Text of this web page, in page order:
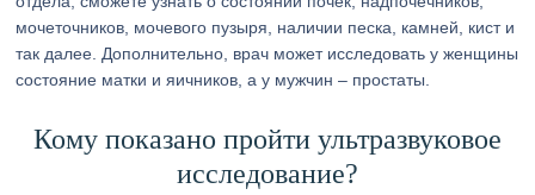
мочеточников, мочевого пузыря, наличии песка, камней, кист и
так далее. Дополнительно, врач может исследовать у женщины
состояние матки и яичников, а у мужчин – простаты.
Кому показано пройти ультразвуковое
исследование?